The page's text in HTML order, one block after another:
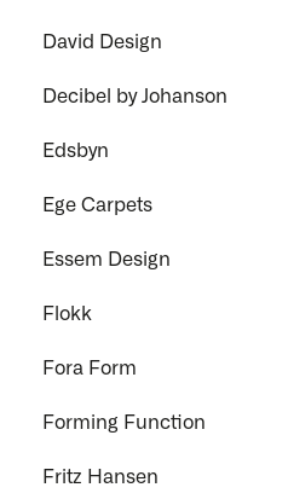
David Design
Decibel by Johanson
Edsbyn
Ege Carpets
Essem Design
Flokk
Fora Form
Forming Function
Fritz Hansen